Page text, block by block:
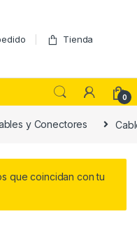
Tienda
0
y Conectores
que coincidan con tu